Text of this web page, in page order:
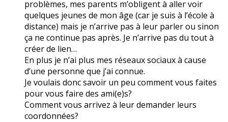
problèmes, mes parents m’obligent à aller voir
quelques jeunes de mon âge (car je suis à l’école à
distance) mais je n’arrive pas à leur parler ou sinon
ça ne continue pas après. Je n’arrive pas du tout à
créer de lien…
En plus je n’ai plus mes réseaux sociaux à cause
d’une personne que j’ai connue.
Je voulais donc savoir un peu comment vous faites
pour vous faire des ami(e)s?
Comment vous arrivez à leur demander leurs
coordonnées?